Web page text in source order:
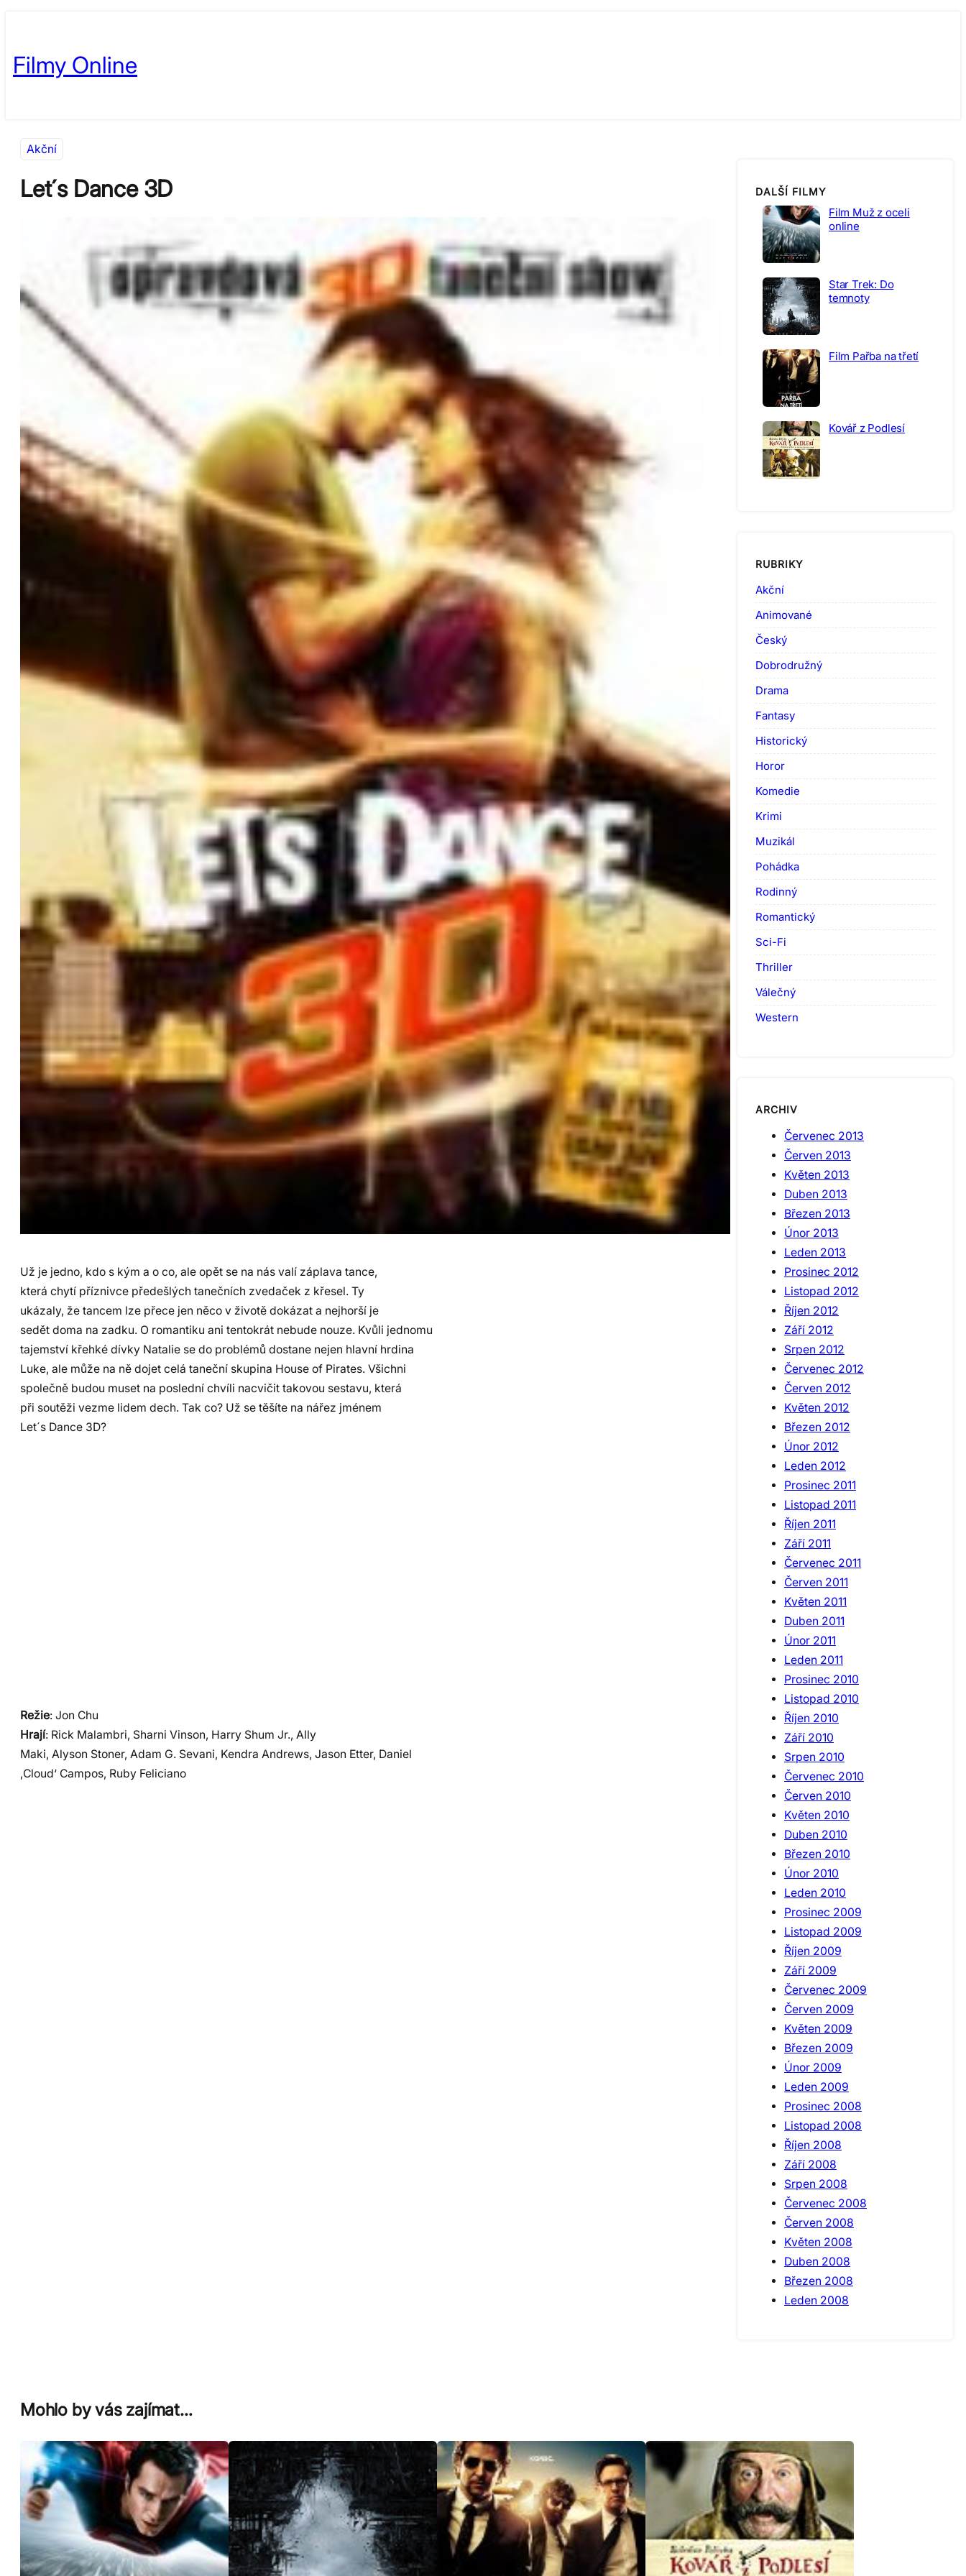
obsah
content
Filmy Online
Akční
Let´s Dance 3D
Už je jedno, kdo s kým a o co, ale opět se na nás valí záplava tance,
která chytí příznivce předešlých tanečních zvedaček z křesel. Ty
ukázaly, že tancem lze přece jen něco v životě dokázat a nejhorší je
sedět doma na zadku. O romantiku ani tentokrát nebude nouze. Kvůli jednomu
tajemství křehké dívky Natalie se do problémů dostane nejen hlavní hrdina
Luke, ale může na ně dojet celá taneční skupina House of Pirates. Všichni
společně budou muset na poslední chvíli nacvičit takovou sestavu, která
při soutěži vezme lidem dech. Tak co? Už se těšíte na nářez jménem
Let´s Dance 3D?
Režie: Jon Chu
Hrají: Rick Malambri, Sharni Vinson, Harry Shum Jr., Ally
Maki, Alyson Stoner, Adam G. Sevani, Kendra Andrews, Jason Etter, Daniel
‚Cloud‘ Campos, Ruby Feliciano
DALŠÍ FILMY
Film Muž z oceli
online
Star Trek: Do
temnoty
Film Pařba na třetí
Kovář z Podlesí
RUBRIKY
Akční
Animované
Český
Dobrodružný
Drama
Fantasy
Historický
Horor
Komedie
Krimi
Muzikál
Pohádka
Rodinný
Romantický
Sci-Fi
Thriller
Válečný
Western
ARCHIV
Červenec 2013
Červen 2013
Květen 2013
Duben 2013
Březen 2013
Únor 2013
Leden 2013
Prosinec 2012
Listopad 2012
Říjen 2012
Září 2012
Srpen 2012
Červenec 2012
Červen 2012
Květen 2012
Březen 2012
Únor 2012
Leden 2012
Prosinec 2011
Listopad 2011
Říjen 2011
Září 2011
Červenec 2011
Červen 2011
Květen 2011
Duben 2011
Únor 2011
Leden 2011
Prosinec 2010
Listopad 2010
Říjen 2010
Září 2010
Srpen 2010
Červenec 2010
Červen 2010
Květen 2010
Duben 2010
Březen 2010
Únor 2010
Leden 2010
Prosinec 2009
Listopad 2009
Říjen 2009
Září 2009
Červenec 2009
Červen 2009
Květen 2009
Březen 2009
Únor 2009
Leden 2009
Prosinec 2008
Listopad 2008
Říjen 2008
Září 2008
Srpen 2008
Červenec 2008
Červen 2008
Květen 2008
Duben 2008
Březen 2008
Leden 2008
Mohlo by vás zajímat…